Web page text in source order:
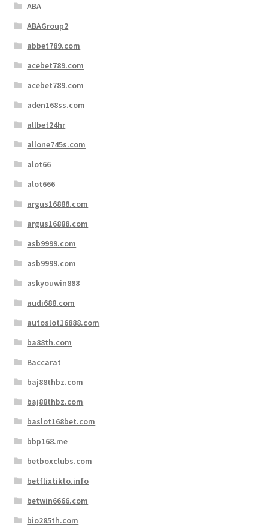
ABA
ABAGroup2
abbet789.com
acebet789.com
acebet789.com
aden168ss.com
allbet24hr
allone745s.com
alot66
alot666
argus16888.com
argus16888.com
asb9999.com
asb9999.com
askyouwin888
audi688.com
autoslot16888.com
ba88th.com
Baccarat
baj88thbz.com
baj88thbz.com
baslot168bet.com
bbp168.me
betboxclubs.com
betflixtikto.info
betwin6666.com
bio285th.com